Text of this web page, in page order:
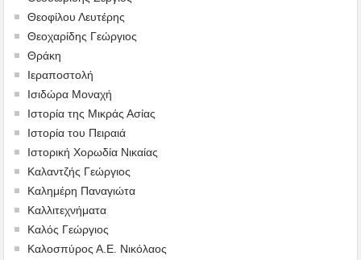
Θεοφίλου Λευτέρης
Θεοχαρίδης Γεώργιος
Θράκη
Ιεραποστολή
Ισιδώρα Μοναχή
Ιστορία της Μικράς Ασίας
Ιστορία του Πειραιά
Ιστορική Χορωδία Νικαίας
Καλαντζής Γεώργιος
Καλημέρη Παναγιώτα
Καλλιτεχνήματα
Καλός Γεώργιος
Καλοσπύρος Α.Ε. Νικόλαος